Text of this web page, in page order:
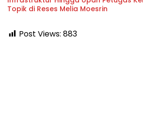
Topik di Reses Melia Moesrin
Post Views: 883